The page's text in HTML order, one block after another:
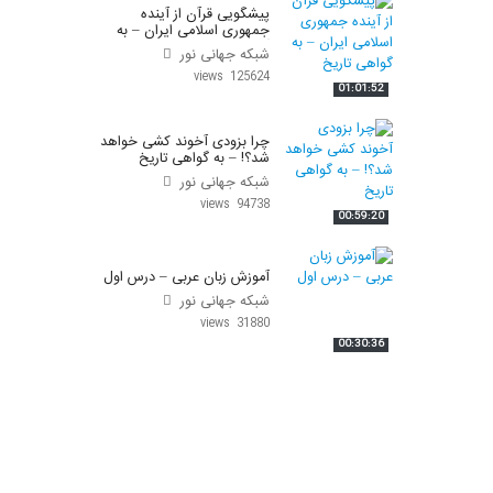
01:01:52
پیشگویی قرآن از آینده
جمهوری اسلامی ایران – به
گواهی تاریخ
شبکه جهانی نور
125624 views
00:59:20
چرا بزودی آخوند کشی خواهد
شد؟! – به گواهی تاریخ
شبکه جهانی نور
94738 views
00:30:36
آموزش زبان عربی – درس اول
شبکه جهانی نور
31880 views